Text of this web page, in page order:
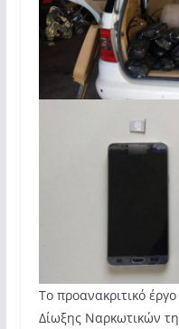
Το προανακριτικό
Δίωξης Ναρκωτικών